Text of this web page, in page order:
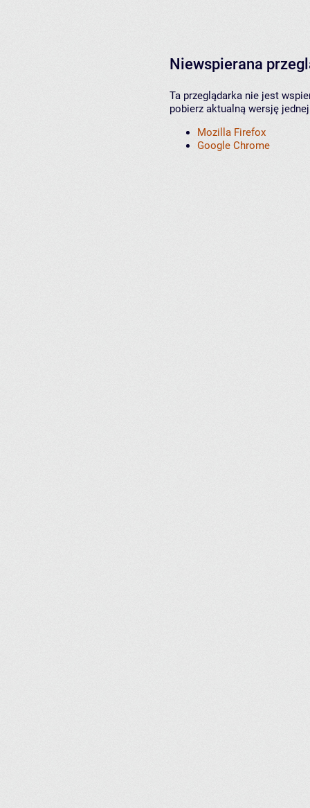
Niewspierana
Ta przeglądarka nie jest
pobierz aktualną wersję
Mozilla Firefox
Google Chrome